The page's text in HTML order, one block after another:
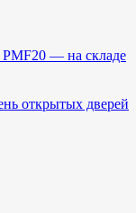
— на складе
открытых дверей